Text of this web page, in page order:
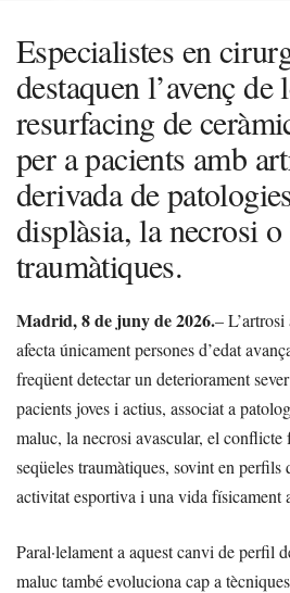
Especialistes en
destaquen l’avenç de
resurfacing de
per a pacients amb
derivada de
displàsia, la necrosi o
traumàtiques.
Madrid, 8 de juny de 2026.–
afecta únicament persones d’edat
freqüent detectar un deteriorament
pacients joves i actius, associat a
maluc, la necrosi avascular, el conflicte
seqüeles traumàtiques, sovint en perfils
activitat esportiva i una vida físicament
Paral·lelament a aquest canvi de perfil
maluc també evoluciona cap a